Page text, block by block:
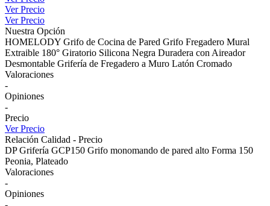
Ver Precio
Ver Precio
Nuestra Opción
HOMELODY Grifo de Cocina de Pared Grifo Fregadero Mural
Extraible 180° Giratorio Silicona Negra Duradera con Aireador
Desmontable Grifería de Fregadero a Muro Latón Cromado
Valoraciones
-
Opiniones
-
Precio
Ver Precio
Relación Calidad - Precio
DP Grifería GCP150 Grifo monomando de pared alto Forma 150
Peonia, Plateado
Valoraciones
-
Opiniones